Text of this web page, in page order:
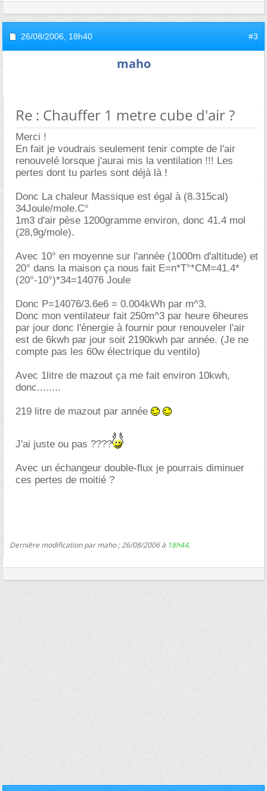
26/08/2006, 18h40 #3
maho
Re : Chauffer 1 metre cube d'air ?
Merci !
En fait je voudrais seulement tenir compte de l'air
renouvelé lorsque j'aurai mis la ventilation !!! Les
pertes dont tu parles sont déjà là !
Donc La chaleur Massique est égal à (8.315cal)
34Joule/mole.C°
1m3 d'air pèse 1200gramme environ, donc 41.4 mol
(28,9g/mole).
Avec 10° en moyenne sur l'année (1000m d'altitude) et
20° dans la maison ça nous fait E=n*T°*CM=41.4*
(20°-10°)*34=14076 Joule
Donc P=14076/3.6e6 = 0.004kWh par m^3.
Donc mon ventilateur fait 250m^3 par heure 6heures
par jour donc l'énergie à fournir pour renouveler l'air
est de 6kwh par jour soit 2190kwh par année. (Je ne
compte pas les 60w électrique du ventilo)
Avec 1litre de mazout ça me fait environ 10kwh,
donc........
219 litre de mazout par année
J'ai juste ou pas ????
Avec un échangeur double-flux je pourrais diminuer
ces pertes de moitié ?
Dernière modification par maho ; 26/08/2006 à 18h44.